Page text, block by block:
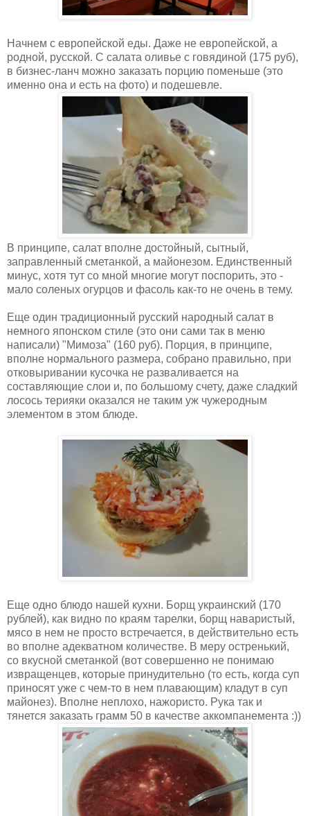
Начнем с европейской еды. Даже не европейской, а
родной, русской. С салата оливье с говядиной (175 руб),
в бизнес-ланч можно заказать порцию поменьше (это
именно она и есть на фото) и подешевле.
В принципе, салат вполне достойный, сытный,
заправленный сметанкой, а майонезом. Единственный
минус, хотя тут со мной многие могут поспорить, это -
мало соленых огурцов и фасоль как-то не очень в тему.
Еще один традиционный русский народный салат в
немного японском стиле (это они сами так в меню
написали) "Мимоза" (160 руб). Порция, в принципе,
вполне нормального размера, собрано правильно, при
отковыривании кусочка не разваливается на
составляющие слои и, по большому счету, даже сладкий
лосось терияки оказался не таким уж чужеродным
элементом в этом блюде.
Еще одно блюдо нашей кухни. Борщ украинский (170
рублей), как видно по краям тарелки, борщ наваристый,
мясо в нем не просто встречается, в действительно есть
во вполне адекватном количестве. В меру остренький,
со вкусной сметанкой (вот совершенно не понимаю
извращенцев, которые принудительно (то есть, когда суп
приносят уже с чем-то в нем плавающим) кладут в суп
майонез). Вполне неплохо, нажористо. Рука так и
тянется заказать грамм 50 в качестве аккомпанемента :))